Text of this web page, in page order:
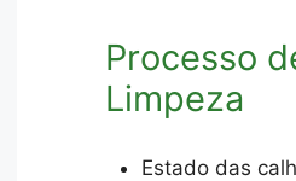
Processo
Limpeza
Estado das